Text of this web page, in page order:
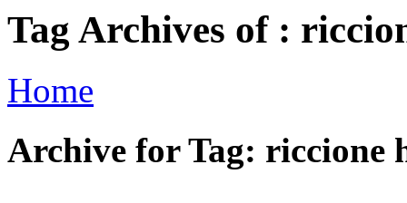
Tag Archives of :
Home
Archive for Tag: riccione